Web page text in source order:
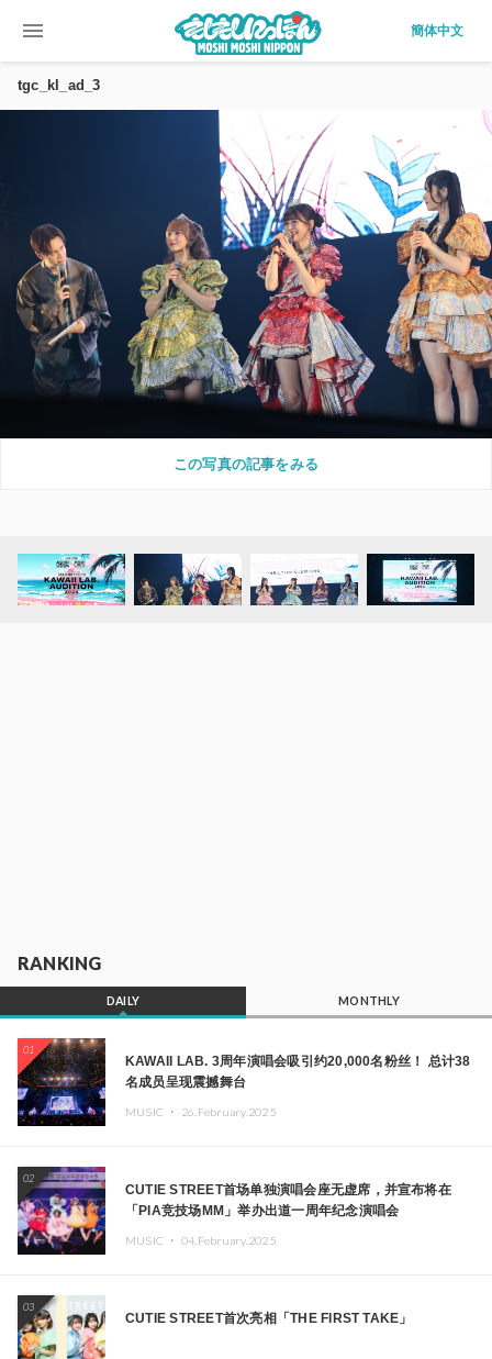
menu 簡体中文
tgc_kl_ad_3
この写真の記事をみる
RANKING
DAILY MONTHLY
01
KAWAII LAB. 3周年演唱会吸引约20,000名粉丝！ 总计38
名成员呈现震撼舞台
MUSIC ・ 26.February.2025
02
CUTIE STREET首场单独演唱会座无虚席，并宣布将在
「PIA竞技场MM」举办出道一周年纪念演唱会
MUSIC ・ 04.February.2025
03
CUTIE STREET首次亮相「THE FIRST TAKE」